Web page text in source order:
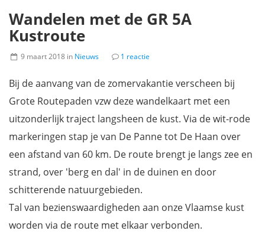
Wandelen met de GR 5A
Kustroute
9 maart 2018 in Nieuws 1 reactie
Bij de aanvang van de zomervakantie verscheen bij
Grote Routepaden vzw deze wandelkaart met een
uitzonderlijk traject langsheen de kust. Via de wit-rode
markeringen stap je van De Panne tot De Haan over
een afstand van 60 km. De route brengt je langs zee en
strand, over 'berg en dal' in de duinen en door
schitterende natuurgebieden.
Tal van bezienswaardigheden aan onze Vlaamse kust
worden via de route met elkaar verbonden.